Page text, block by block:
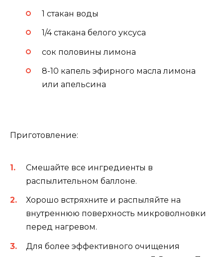
1 стакан воды
1/4 стакана белого уксуса
сок половины лимона
8-10 капель эфирного масла лимона
или апельсина
Приготовление:
Смешайте все ингредиенты в
распылительном баллоне.
Хорошо встряхните и распыляйте на
внутреннюю поверхность микроволновки
перед нагревом.
Для более эффективного очищения